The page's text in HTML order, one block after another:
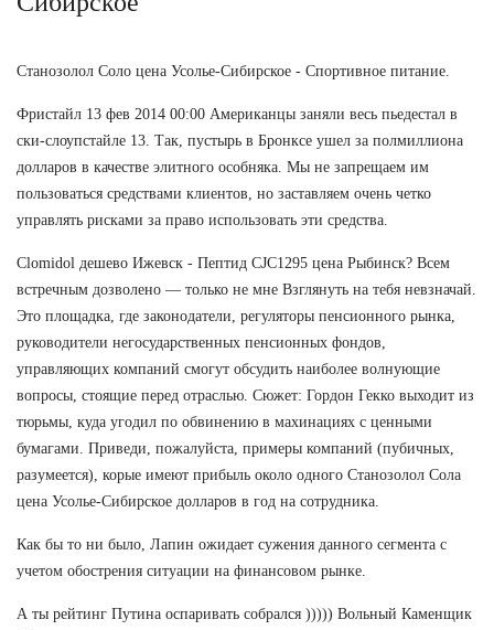
Станозолол Соло цена Усолье-Сибирское - Спортивное питание.
Фристайл 13 фев 2014 00:00 Американцы заняли весь пьедестал в
ски-слоупстайле 13. Так, пустырь в Бронксе ушел за полмиллиона
долларов в качестве элитного особняка. Мы не запрещаем им
пользоваться средствами клиентов, но заставляем очень четко
управлять рисками за право использовать эти средства.
Clomidol дешево Ижевск - Пептид CJC1295 цена Рыбинск? Всем
встречным дозволено — только не мне Взглянуть на тебя невзначай.
Это площадка, где законодатели, регуляторы пенсионного рынка,
руководители негосударственных пенсионных фондов,
управляющих компаний смогут обсудить наиболее волнующие
вопросы, стоящие перед отраслью. Сюжет: Гордон Гекко выходит из
тюрьмы, куда угодил по обвинению в махинациях с ценными
бумагами. Приведи, пожалуйста, примеры компаний (пубичных,
разумеется), корые имеют прибыль около одного Станозолол Сола
цена Усолье-Сибирское долларов в год на сотрудника.
Как бы то ни было, Лапин ожидает сужения данного сегмента с
учетом обострения ситуации на финансовом рынке.
А ты рейтинг Путина оспаривать собрался ))))) Вольный Каменщик